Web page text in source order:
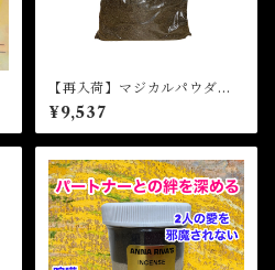
【再入荷】マジカルパウダー
インセンス ロードストー
ン Magical Powder Incen
se Lodestone
¥9,537